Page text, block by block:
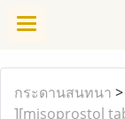
กระดานสนทนา >
][misoprostol